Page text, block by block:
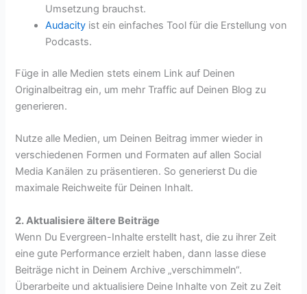
Umsetzung brauchst.
Audacity ist ein einfaches Tool für die Erstellung von
Podcasts.
Füge in alle Medien stets einem Link auf Deinen
Originalbeitrag ein, um mehr Traffic auf Deinen Blog zu
generieren.
Nutze alle Medien, um Deinen Beitrag immer wieder in
verschiedenen Formen und Formaten auf allen Social
Media Kanälen zu präsentieren. So generierst Du die
maximale Reichweite für Deinen Inhalt.
2. Aktualisiere ältere Beiträge
Wenn Du Evergreen-Inhalte erstellt hast, die zu ihrer Zeit
eine gute Performance erzielt haben, dann lasse diese
Beiträge nicht in Deinem Archive „verschimmeln“.
Überarbeite und aktualisiere Deine Inhalte von Zeit zu Zeit